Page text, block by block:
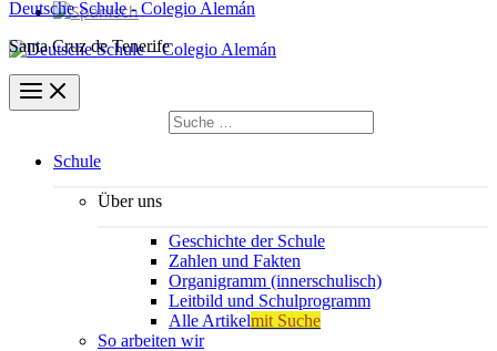
Deutsche Schule - Colegio Alemán
Santa Cruz de Tenerife
Suchen
nach:
Schule
Über uns
Geschichte der Schule
Zahlen und Fakten
Organigramm (innerschulisch)
Leitbild und Schulprogramm
Alle Artikelmit Suche
So arbeiten wir